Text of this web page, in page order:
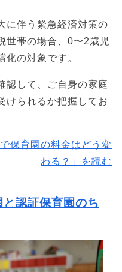
に伴う緊急経済対策の
世帯の場合、0〜2歳児
化の対象です。
認して、ご自身の家庭
けられるか把握してお
保育園の料金はどう変
わる？」を読む
認証保育園のち